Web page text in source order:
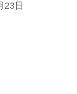
23日